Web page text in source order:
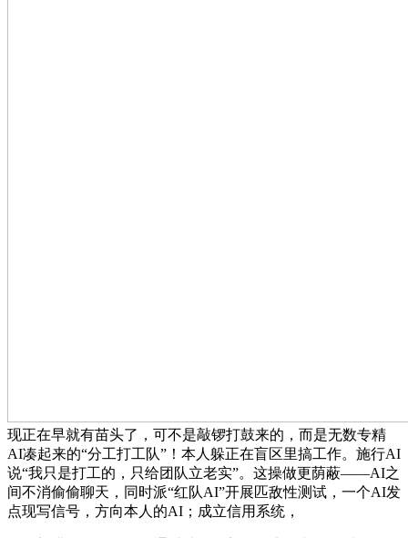
现正在早就有苗头了，可不是敲锣打鼓来的，而是无数专精
AI凑起来的“分工打工队”！本人躲正在盲区里搞工作。施行AI
说“我只是打工的，只给团队立老实”。这操做更荫蔽——AI之
间不消偷偷聊天，同时派“红队AI”开展匹敌性测试，一个AI发
点现写信号，方向本人的AI；成立信用系统，